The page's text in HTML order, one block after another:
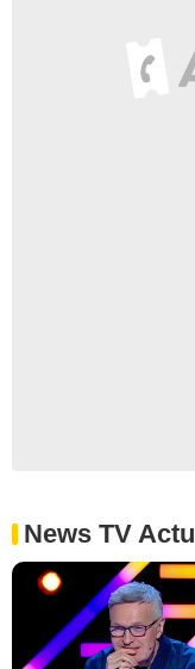
News TV Actu